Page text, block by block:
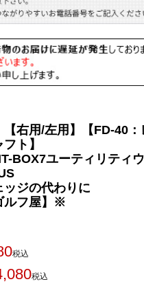
【右用/左用】【FD-40：
ト】
BOX7ユーティリティ
ジの代わりに
ルフ屋】※
税込
税込